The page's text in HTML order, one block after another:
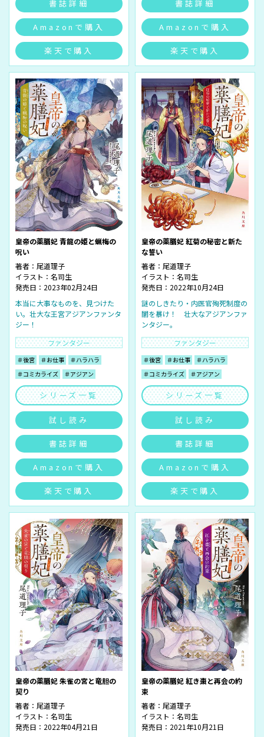
書誌詳細
Amazonで購入
楽天で購入
書誌詳細
Amazonで購入
楽天で購入
皇帝の薬膳妃 青龍の姫と蝋梅の
呪い
著者： 尾道理子
イラスト： 名司生
発売日：2023年02月24日
本当に大事なものを、見つけた
い。壮大な王宮アジアンファンタ
ジー！
ファンタジー
＃後宮 ＃お仕事
＃ハラハラ
＃コミカライズ
＃アジアン
シリーズ一覧
試し読み
書誌詳細
Amazonで購入
楽天で購入
皇帝の薬膳妃 紅菊の秘密と新た
な誓い
著者： 尾道理子
イラスト： 名司生
発売日：2022年10月24日
謎のしきたり・内医官殉死制度の
闇を暴け！ 壮大なアジアンファ
ンタジー。
ファンタジー
＃後宮 ＃お仕事
＃ハラハラ
＃コミカライズ
＃アジアン
シリーズ一覧
試し読み
書誌詳細
Amazonで購入
楽天で購入
皇帝の薬膳妃 朱雀の宮と竜胆の
契り
著者： 尾道理子
イラスト： 名司生
発売日：2022年04月21日
皇帝の薬膳妃 紅き棗と再会の約
束
著者： 尾道理子
イラスト： 名司生
発売日：2021年10月21日